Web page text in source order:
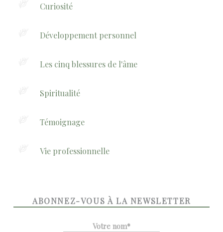
Curiosité
Développement personnel
Les cinq blessures de l'âme
Spiritualité
Témoignage
Vie professionnelle
ABONNEZ-VOUS À LA NEWSLETTER
Votre nom*